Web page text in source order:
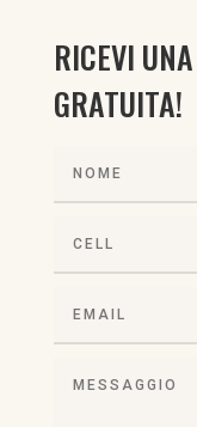
RICEVI
GRATUITA!